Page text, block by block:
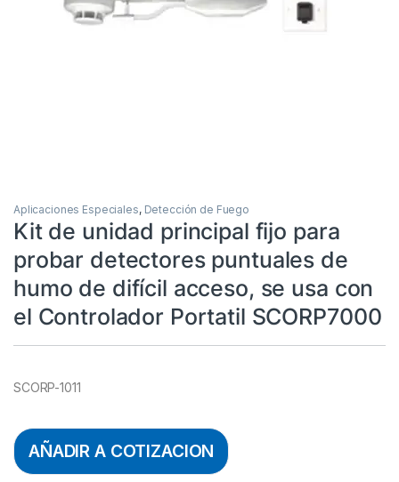
Aplicaciones Especiales, Detección de Fuego
Kit de unidad principal fijo para
probar detectores puntuales de
humo de difícil acceso, se usa con
el Controlador Portatil SCORP7000
SCORP-1011
AÑADIR A COTIZACION